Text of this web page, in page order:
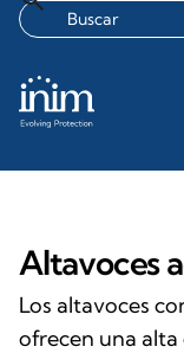
Altavoces
Los altavoces
ofrecen una alta